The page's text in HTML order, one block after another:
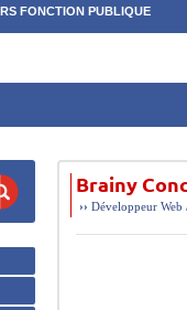
FONCTION PUBLIQUE
Brainy
››Développeur